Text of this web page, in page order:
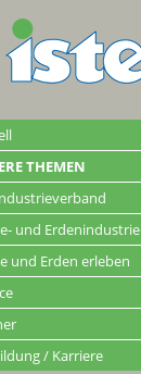
THEMEN
und Erdenindustrie
und Erden erleben
/ Karriere